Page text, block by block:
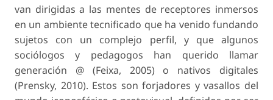
van dirigidas a las mentes de receptores inmersos
en un ambiente tecnificado que ha venido fundando
sujetos con un complejo perfil, y que algunos
sociólogos y pedagogos han querido llamar
generación @ (Feixa, 2005) o nativos digitales
(Prensky, 2010). Estos son forjadores y vasallos del